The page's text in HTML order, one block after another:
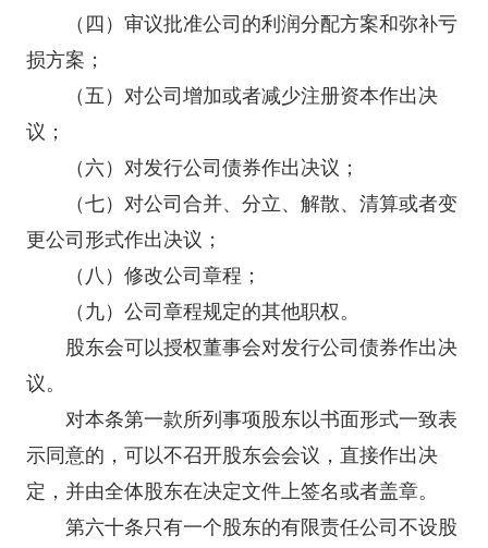
（四）审议批准公司的利润分配方案和弥补亏
损方案；
（五）对公司增加或者减少注册资本作出决
议；
（六）对发行公司债券作出决议；
（七）对公司合并、分立、解散、清算或者变
更公司形式作出决议；
（八）修改公司章程；
（九）公司章程规定的其他职权。
股东会可以授权董事会对发行公司债券作出决
议。
对本条第一款所列事项股东以书面形式一致表
示同意的，可以不召开股东会会议，直接作出决
定，并由全体股东在决定文件上签名或者盖章。
第六十条只有一个股东的有限责任公司不设股